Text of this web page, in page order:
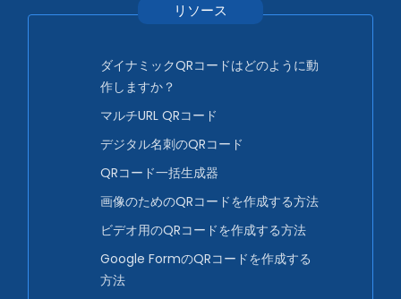
リソース
ダイナミックQRコードはどのように動
作しますか？
マルチURL QRコード
デジタル名刺のQRコード
QRコード一括生成器
画像のためのQRコードを作成する方法
ビデオ用のQRコードを作成する方法
Google FormのQRコードを作成する
方法